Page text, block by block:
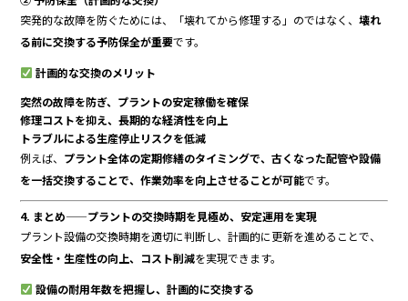
突発的な故障を防ぐためには、「壊れてから修理する」のではなく、壊れ
る前に交換する予防保全が重要です。
計画的な交換のメリット
突然の故障を防ぎ、プラントの安定稼働を確保
修理コストを抑え、長期的な経済性を向上
トラブルによる生産停止リスクを低減
例えば、 プラント全体の定期修繕のタイミングで、古くなった配管や設備
を一括交換することで、作業効率を向上させることが可能です。
4. まとめ——プラントの交換時期を見極め、安定運用を実現
プラント設備の交換時期を適切に判断し、計画的に更新を進めることで、
安全性・生産性の向上、コスト削減を実現できます。
設備の耐用年数を把握し、計画的に交換する